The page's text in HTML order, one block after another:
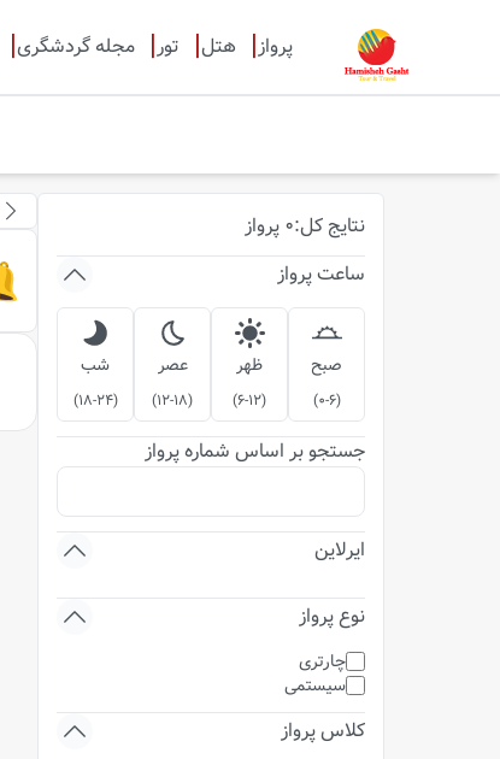
پرواز هتل تور مجله گردشگری
نتایج کل:
0 پرواز
ساعت پرواز
صبح
(
0-6
)
ظهر
(
6-12
)
عصر
(
12-18
)
شب
(
18-24
)
جستجو بر اساس شماره پرواز
ایرلاین
نوع پرواز
چارتری
سیستمی
کلاس پرواز